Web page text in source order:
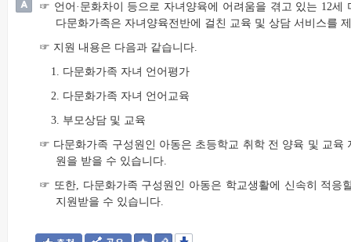
☞ 언어·문화차이 등으로 자녀양육에 어려움을 겪고 있는 12
다문화가족은 자녀양육전반에 걸친 교육 및 상담 서비스를
☞ 지원 내용은 다음과 같습니다.
1. 다문화가족 자녀 언어평가
2. 다문화가족 자녀 언어교육
3. 부모상담 및 교육
☞ 다문화가족 구성원인 아동은 초등학교 취학 전 양육 및 교육
원을 받을 수 있습니다.
☞ 또한, 다문화가족 구성원인 아동은 학교생활에 신속히 적응
지원받을 수 있습니다.